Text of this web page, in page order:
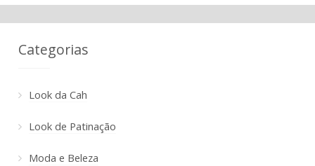
Categorias
Look da Cah
Look de Patinação
Moda e Beleza